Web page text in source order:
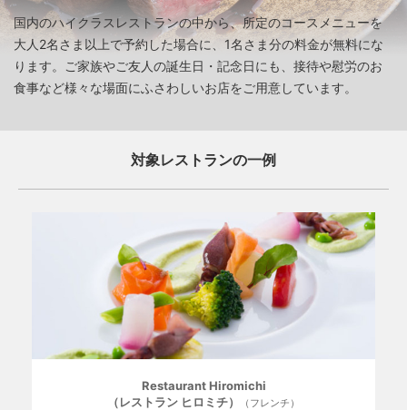
国内のハイクラスレストランの中から、所定のコースメニューを
大人2名さま以上で予約した場合に、1名さま分の料金が無料にな
ります。ご家族やご友人の誕生日・記念日にも、接待や慰労のお
食事など様々な場面にふさわしいお店をご用意しています。
対象レストランの一例
Restaurant Hiromichi
（レストラン ヒロミチ）
（フレンチ）